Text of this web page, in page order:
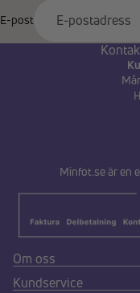
E-post
Minfot.se är en
Om oss
Kundservice